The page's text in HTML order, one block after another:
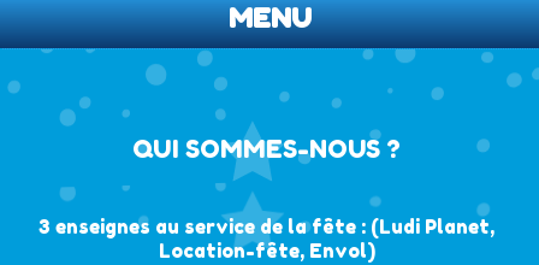
MENU
QUI SOMMES-NOUS ?
3 enseignes au service de la fête : (Ludi Planet,
Location-fête, Envol)